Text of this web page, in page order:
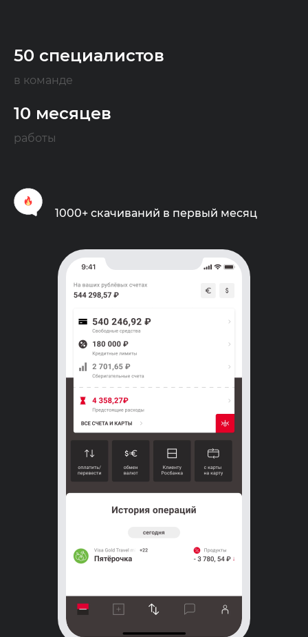
50 специалистов
в команде
10 месяцев
работы
1000+ скачиваний в первый месяц